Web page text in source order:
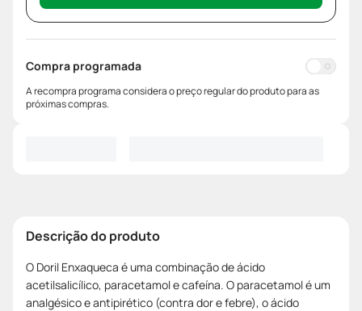
Compra programada
A recompra programa considera o preço regular do produto para as
próximas compras.
Descrição do produto
O Doril Enxaqueca é uma combinação de ácido
acetilsalicílico, paracetamol e cafeína. O paracetamol é um
analgésico e antipirético (contra dor e febre), o ácido